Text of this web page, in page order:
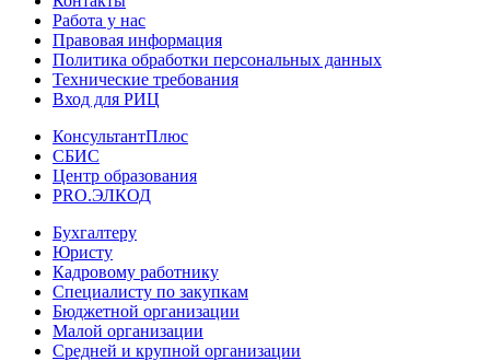
Работа у нас
Правовая информация
Политика обработки персональных данных
Технические требования
Вход для РИЦ
КонсультантПлюс
СБИС
Центр образования
PRO.ЭЛКОД
Бухгалтеру
Юристу
Кадровому работнику
Специалисту по закупкам
Бюджетной организации
Малой организации
Средней и крупной организации